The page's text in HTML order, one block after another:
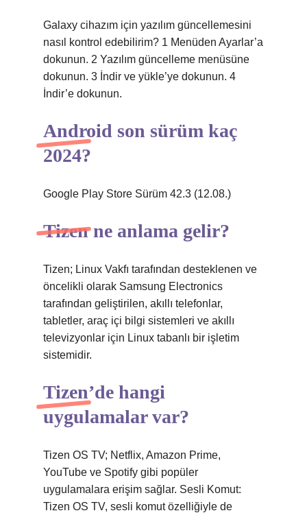
Galaxy cihazım için yazılım güncellemesini
nasıl kontrol edebilirim? 1 Menüden Ayarlar’a
dokunun. 2 Yazılım güncelleme menüsüne
dokunun. 3 İndir ve yükle’ye dokunun. 4
İndir’e dokunun.
Android son sürüm kaç
2024?
Google Play Store Sürüm 42.3 (12.08.)
Tizen ne anlama gelir?
Tizen; Linux Vakfı tarafından desteklenen ve
öncelikli olarak Samsung Electronics
tarafından geliştirilen, akıllı telefonlar,
tabletler, araç içi bilgi sistemleri ve akıllı
televizyonlar için Linux tabanlı bir işletim
sistemidir.
Tizen’de hangi
uygulamalar var?
Tizen OS TV; Netflix, Amazon Prime,
YouTube ve Spotify gibi popüler
uygulamalara erişim sağlar. Sesli Komut:
Tizen OS TV, sesli komut özelliğiyle de